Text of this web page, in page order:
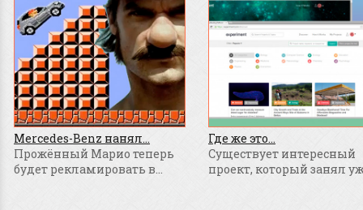
Mercedes-Benz нанял...
Прожённый Марио теперь
будет рекламировать в...
Где же это...
Существует интересный
проект, который занял